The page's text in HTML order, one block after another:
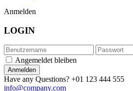
Anmelden
LOGIN
Angemeldet bleiben
Have any Questions? +01 123 444 555
info@company.com